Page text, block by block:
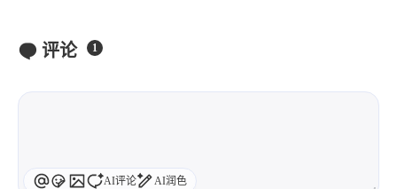
评论 1
AI评论 AI润色